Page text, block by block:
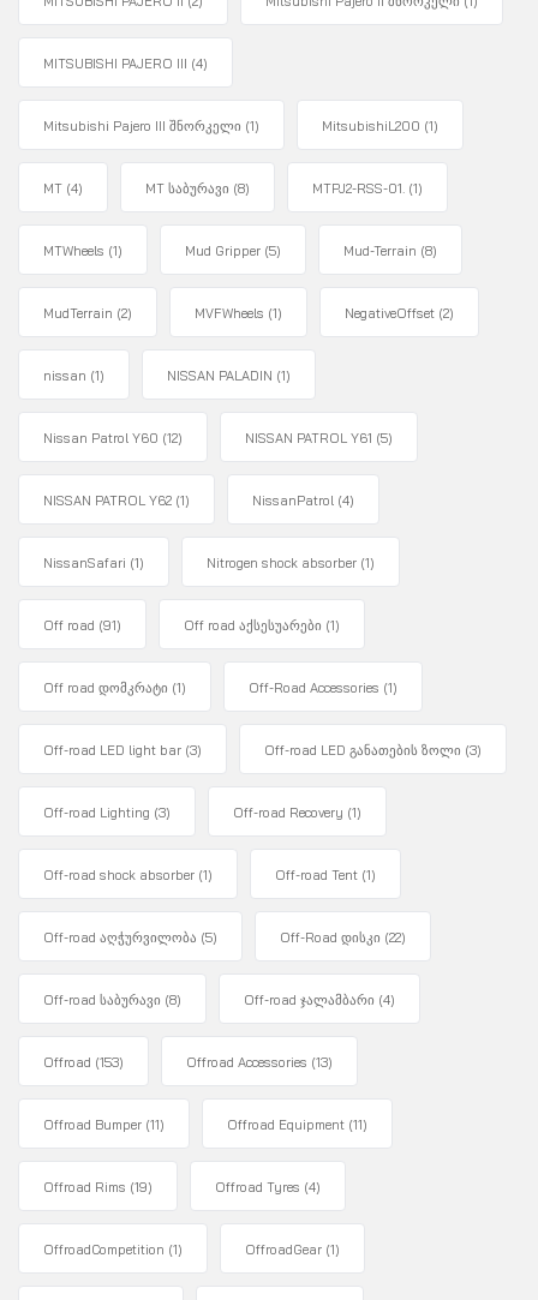
MITSUBISHI PAJERO III (4)
Mitsubishi Pajero III შნორკელი (1) MitsubishiL200 (1)
MT (4) MT საბურავი (8) MTPJ2-RSS-01. (1)
MTWheels (1) Mud Gripper (5) Mud-Terrain (8)
MudTerrain (2) MVFWheels (1) NegativeOffset (2)
nissan (1) NISSAN PALADIN (1)
Nissan Patrol Y60 (12) NISSAN PATROL Y61 (5)
NISSAN PATROL Y62 (1) NissanPatrol (4)
NissanSafari (1) Nitrogen shock absorber (1)
Off road (91) Off road აქსესუარები (1)
Off road დომკრატი (1) Off-Road Accessories (1)
Off-road LED light bar (3) Off-road LED განათების ზოლი (3)
Off-road Lighting (3) Off-road Recovery (1)
Off-road shock absorber (1) Off-road Tent (1)
Off-road აღჭურვილობა (5) Off-Road დისკი (22)
Off-road საბურავი (8) Off-road ჯალამბარი (4)
Offroad (153) Offroad Accessories (13)
Offroad Bumper (11) Offroad Equipment (11)
Offroad Rims (19) Offroad Tyres (4)
OffroadCompetition (1) OffroadGear (1)